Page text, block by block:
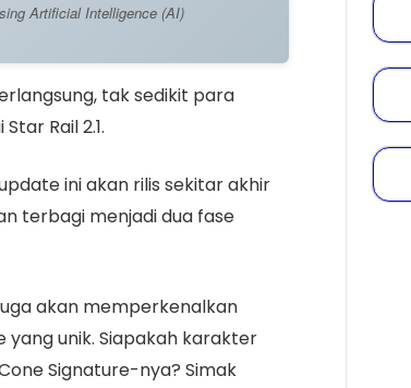
Artificial Intelligence (AI)
tak sedikit para
Rail 2.1.
ini akan rilis sekitar akhir
terbagi menjadi dua fase
akan memperkenalkan
unik. Siapakah karakter
Signature-nya? Simak